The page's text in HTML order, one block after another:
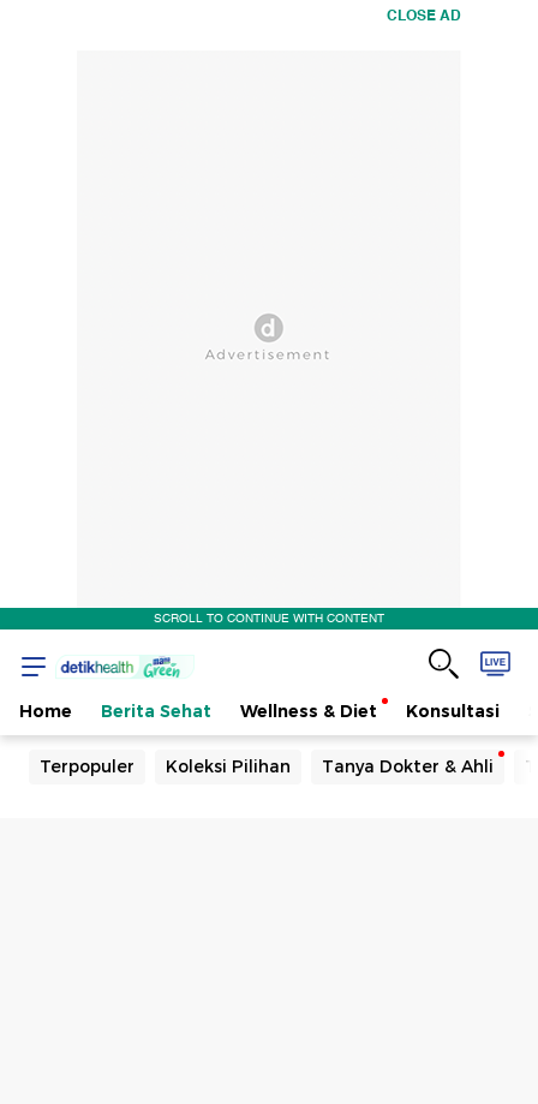
CLOSE AD
SCROLL TO CONTINUE WITH CONTENT
Home Berita Sehat Wellness & Diet Konsultasi
Terpopuler Koleksi Pilihan Tanya Dokter & Ahli